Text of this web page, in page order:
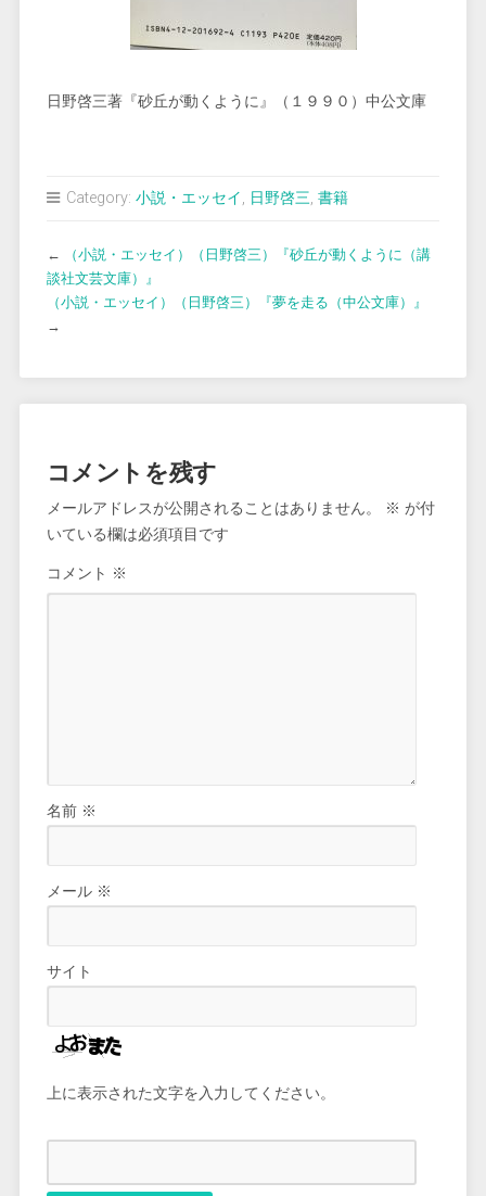
日野啓三著『砂丘が動くように』（１９９０）中公文庫
Category: 小説・エッセイ, 日野啓三, 書籍
←
（小説・エッセイ）（日野啓三）『砂丘が動くように（講
談社文芸文庫）』
（小説・エッセイ）（日野啓三）『夢を走る（中公文庫）』
→
コメントを残す
メールアドレスが公開されることはありません。 ※ が付
いている欄は必須項目です
コメント ※
名前 ※
メール ※
サイト
上に表示された文字を入力してください。